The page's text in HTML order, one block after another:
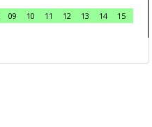
09 10 11 12 13 14
15